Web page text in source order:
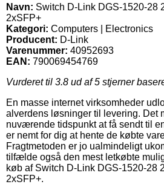
Navn: Switch D-Link DGS-1520-28
2xSFP+
Kategori: Computers | Electronics
Producent: D-Link
Varenummer: 40952693
EAN: 790069454769
Vurderet til 3.8 ud af 5 stjerner
En masse internet virksomheder
alverdens løsninger til levering. Det
nuværende tidspunkt at få sendt til
er nemt for dig at hente de købte
Fragtmetoden er jo ualmindeligt
tilfælde også den mest letkøbte
køb af Switch D-Link DGS-1520-28
2xSFP+.